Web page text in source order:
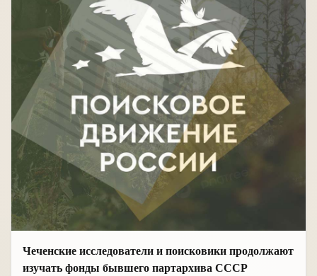
Чеченские исследователи и поисковики продолжают
изучать фонды бывшего партархива СССР